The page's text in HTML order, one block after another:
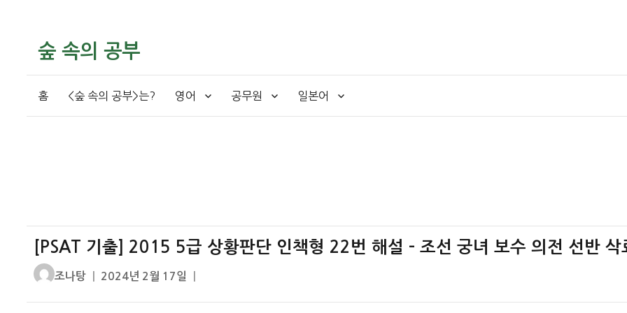
숲 속의 공부
홈 <숲 속의 공부>는? 영어 공무원 일본어
[PSAT 기출] 2015 5급 상황판단 인책형 22번 해설 – 조선 궁녀 보수 의전 선반 삭
글
조나탕
작
2024년 2월 17일